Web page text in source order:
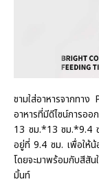
ชามใส่อาหารจากทา
อาหารที่มีดีไซน์การอ
13 ซม.*13 ซม.*9.4
อยู่ที่ 9.4 ซม. เพื่อให้น้
โดยจะมาพร้อมกับสีสั
มิ้นท์